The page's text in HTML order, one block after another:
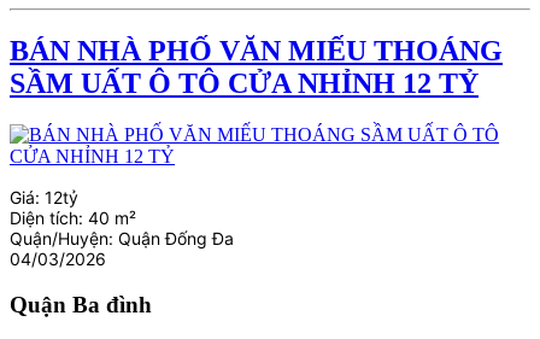
BÁN NHÀ PHỐ VĂN MIẾU THOÁNG
SẦM UẤT Ô TÔ CỬA NHỈNH 12 TỶ
Giá: 12tỷ
Diện tích: 40 m²
Quận/Huyện: Quận Đống Đa
04/03/2026
Quận Ba đình